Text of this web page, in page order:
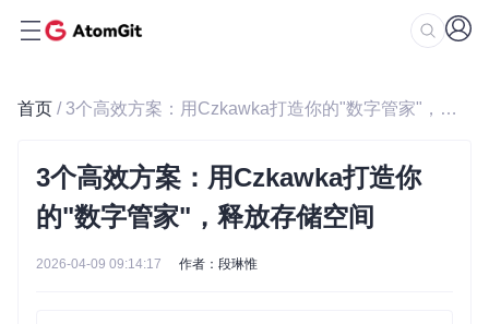
首页 / 3个高效方案：用Czkawka打造你的"数字管家"，释放存储空间
3个高效方案：用Czkawka打造你
的"数字管家"，释放存储空间
2026-04-09 09:14:17 作者：段琳惟